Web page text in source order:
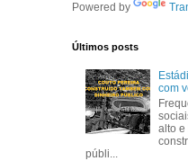
Powered by
Últimos posts
com
alto e
públi...